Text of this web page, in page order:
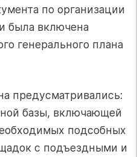
по организации
была включена
генерального плана
предусматривались:
базы, включающей
подсобных
с подъездными и